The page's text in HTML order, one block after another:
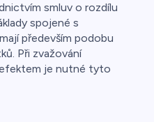
smluv o rozdílu
spojené s
především podobu
Při zvažování
je nutné tyto